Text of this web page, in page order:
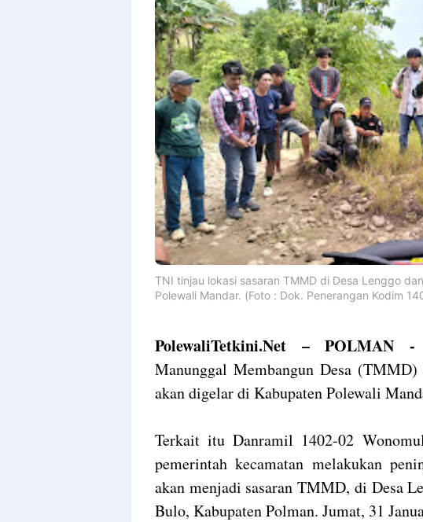
TNI tinjau lokasi sasaran TMMD di Desa Lenggo
Polewali Mandar. (Foto : Dok. Penerangan Kodim
PolewaliTetkini.Net – POLMAN -
Manunggal Membangun Desa
akan digelar di Kabupaten Polewali
Terkait itu Danramil 1402-02
pemerintah kecamatan melakukan
akan menjadi sasaran TMMD, di Desa
Bulo, Kabupaten Polman. Jumat, 31